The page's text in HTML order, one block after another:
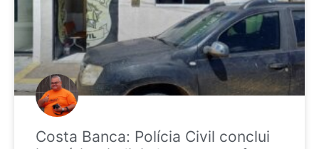
Costa Banca: Polícia Civil conclui